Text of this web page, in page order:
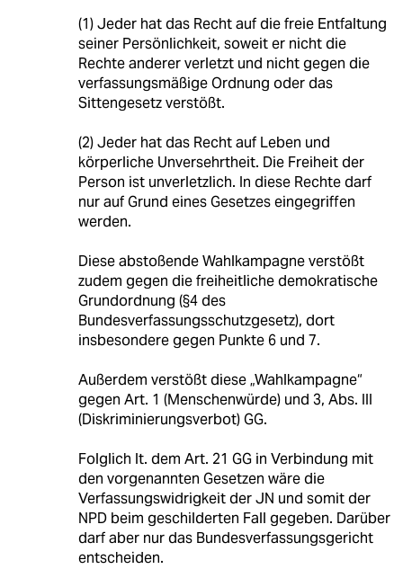
(1) Jeder hat das Recht auf die freie Entfaltung
seiner Persönlichkeit, soweit er nicht die
Rechte anderer verletzt und nicht gegen die
verfassungsmäßige Ordnung oder das
Sittengesetz verstößt.
(2) Jeder hat das Recht auf Leben und
körperliche Unversehrtheit. Die Freiheit der
Person ist unverletzlich. In diese Rechte darf
nur auf Grund eines Gesetzes eingegriffen
werden.
Diese abstoßende Wahlkampagne verstößt
zudem gegen die freiheitliche demokratische
Grundordnung (§4 des
Bundesverfassungsschutzgesetz), dort
insbesondere gegen Punkte 6 und 7.
Außerdem verstößt diese „Wahlkampagne“
gegen Art. 1 (Menschenwürde) und 3, Abs. III
(Diskriminierungsverbot) GG.
Folglich lt. dem Art. 21 GG in Verbindung mit
den vorgenannten Gesetzen wäre die
Verfassungswidrigkeit der JN und somit der
NPD beim geschilderten Fall gegeben. Darüber
darf aber nur das Bundesverfassungsgericht
entscheiden.